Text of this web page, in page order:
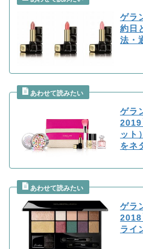
ゲラ
約日
法・
ゲラ
2019
ット
をネ
ゲラ
2018
ライ